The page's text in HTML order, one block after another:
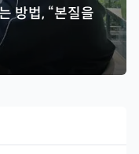
방법, “본질을